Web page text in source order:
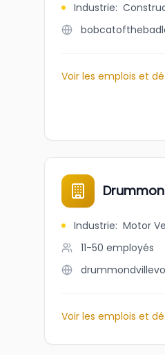
Industrie:
Voir les emplois et
Industrie: Motor
11-50 employés
Voir les emplois et